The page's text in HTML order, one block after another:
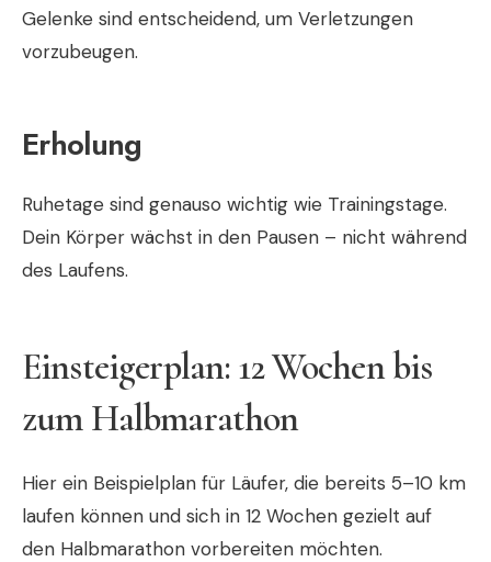
Gelenke sind entscheidend, um Verletzungen
vorzubeugen.
Erholung
Ruhetage sind genauso wichtig wie Trainingstage.
Dein Körper wächst in den Pausen – nicht während
des Laufens.
Einsteigerplan: 12 Wochen bis
zum Halbmarathon
Hier ein Beispielplan für Läufer, die bereits 5–10 km
laufen können und sich in 12 Wochen gezielt auf
den Halbmarathon vorbereiten möchten.